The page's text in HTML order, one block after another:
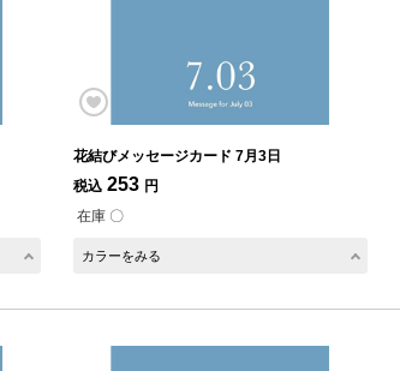
花結びメッセージカード 7月3日
税込 253 円
在庫 〇
カラーをみる